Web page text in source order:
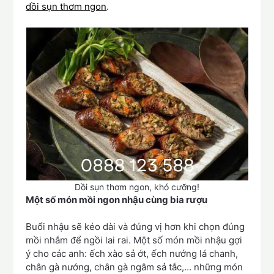
dồi sụn thơm ngon.
Dồi sụn thơm ngon, khó cưỡng!
Một số món mồi ngon nhậu cùng bia rượu
Buổi nhậu sẽ kéo dài và đúng vị hơn khi chọn đúng
mồi nhắm để ngồi lai rai. Một số món mồi nhậu gợi
ý cho các anh: ếch xào sả ớt, ếch nướng lá chanh,
chân gà nướng, chân gà ngâm sả tắc,… những món